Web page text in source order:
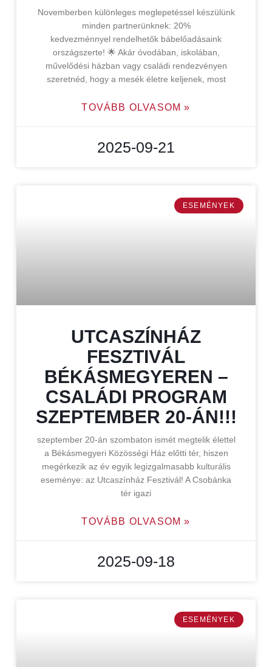
Novemberben különleges meglepetéssel készülünk
minden partnerünknek: 20%
kedvezménnyel rendelhetők bábelőadásaink
országszerte! 🌟 Akár óvodában, iskolában,
művelődési házban vagy családi rendezvényen
szeretnéd, hogy a mesék életre keljenek, most
TOVÁBB OLVASOM »
2025-09-21
ESEMÉNYEK
UTCASZÍNHÁZ
FESZTIVÁL
BÉKÁSMEGYEREN –
CSALÁDI PROGRAM
SZEPTEMBER 20-ÁN!!!
szeptember 20-án szombaton ismét megtelik élettel
a Békásmegyeri Közösségi Ház előtti tér, hiszen
megérkezik az év egyik legizgalmasabb kulturális
eseménye: az Utcaszínház Fesztivál! A Csobánka
tér igazi
TOVÁBB OLVASOM »
2025-09-18
ESEMÉNYEK